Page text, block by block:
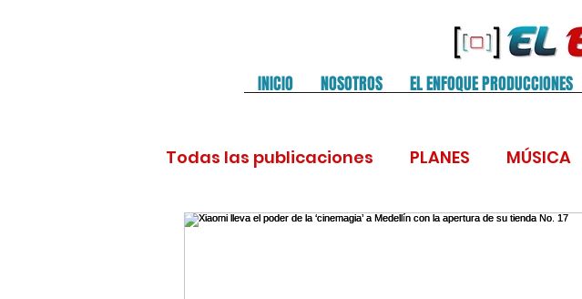
INICIO NOSOTROS EL ENFOQUE PRODUCCIONES
Todas las publicaciones PLANES MÚSICA
LITERATURA TURISMO CULTURA